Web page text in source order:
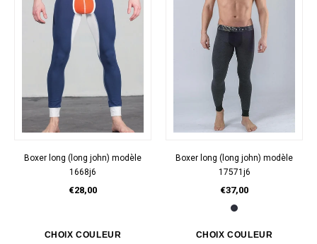
Boxer long (long john) modèle
1668j6
€28,00
Boxer long (long john) modèle
17571j6
€37,00